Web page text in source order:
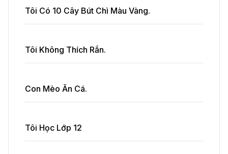
Tôi Có 10 Cây Bút Chì Màu Vàng.
Tôi Không Thích Rắn.
Con Mèo Ăn Cá.
Tôi Học Lớp 12